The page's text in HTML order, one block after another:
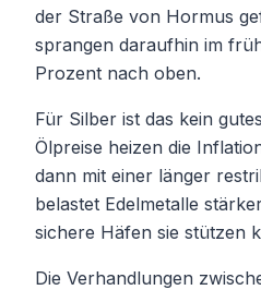
der Straße von Hormus
sprangen daraufhin im
Prozent nach oben.
Für Silber ist das kein
Ölpreise heizen die
dann mit einer länger
belastet Edelmetalle
sichere Häfen sie stützen
Die Verhandlungen